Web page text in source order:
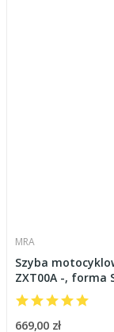
MRA
Szyba
ZXT00A -, forma
669,00 zł